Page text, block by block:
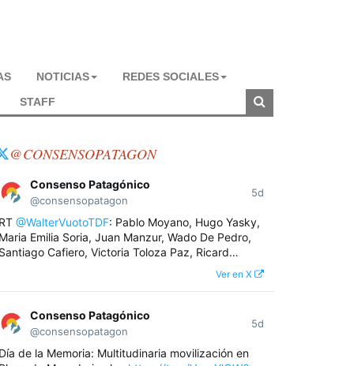
NOTICIAS
REDES SOCIALES
STAFF
@CONSENSOPATAGON
Consenso Patagónico
@consensopatagon
5d
RT @WalterVuotoTDF: Pablo Moyano, Hugo Yasky,
Maria Emilia Soria, Juan Manzur, Wado De Pedro,
Santiago Cafiero, Victoria Toloza Paz, Ricard…
Ver en X
Consenso Patagónico
@consensopatagon
5d
Día de la Memoria: Multitudinaria movilización en